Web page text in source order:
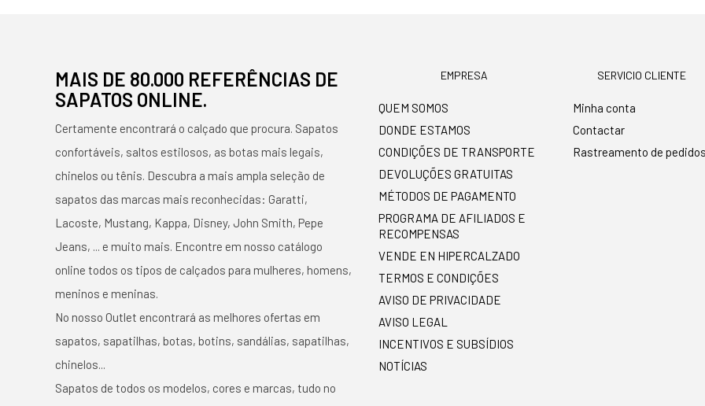
MAIS DE 80.000 REFERÊNCIAS DE
SAPATOS ONLINE.
Certamente encontrará o calçado que procura. Sapatos
confortáveis, saltos estilosos, as botas mais legais,
chinelos ou tênis. Descubra a mais ampla seleção de
sapatos das marcas mais reconhecidas: Garatti,
Lacoste, Mustang, Kappa, Disney, John Smith, Pepe
Jeans, ... e muito mais. Encontre em nosso catálogo
online todos os tipos de calçados para mulheres, homens,
meninos e meninas.
No nosso Outlet encontrará as melhores ofertas em
sapatos, sapatilhas, botas, botins, sandálias, sapatilhas,
chinelos...
Sapatos de todos os modelos, cores e marcas, tudo no
EMPRESA
QUEM SOMOS
DONDE ESTAMOS
CONDIÇÕES DE TRANSPORTE
DEVOLUÇÕES GRATUITAS
MÉTODOS DE PAGAMENTO
PROGRAMA DE AFILIADOS E
RECOMPENSAS
VENDE EN HIPERCALZADO
TERMOS E CONDIÇÕES
AVISO DE PRIVACIDADE
AVISO LEGAL
INCENTIVOS E SUBSÍDIOS
NOTÍCIAS
SERVICIO CLIENTE
Minha conta
Contactar
Rastreamento de pedidos